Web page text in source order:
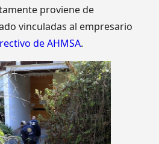
proviene de
vinculadas al empresario
de AHMSA.